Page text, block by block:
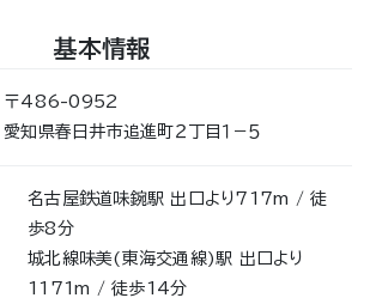
基本情報
〒486-0952
愛知県春日井市追進町２丁目１−５
名古屋鉄道味鋺駅 出口より717m / 徒
歩8分
城北線味美(東海交通線)駅 出口より
1171m / 徒歩14分